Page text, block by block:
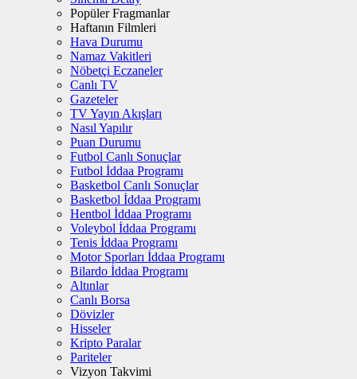
Popüler Fragmanlar
Haftanın Filmleri
Hava Durumu
Namaz Vakitleri
Nöbetçi Eczaneler
Canlı TV
Gazeteler
TV Yayın Akışları
Nasıl Yapılır
Puan Durumu
Futbol Canlı Sonuçlar
Futbol İddaa Programı
Basketbol Canlı Sonuçlar
Basketbol İddaa Programı
Hentbol İddaa Programı
Voleybol İddaa Programı
Tenis İddaa Programı
Motor Sporları İddaa Programı
Bilardo İddaa Programı
Altınlar
Canlı Borsa
Dövizler
Hisseler
Kripto Paralar
Pariteler
Vizyon Takvimi